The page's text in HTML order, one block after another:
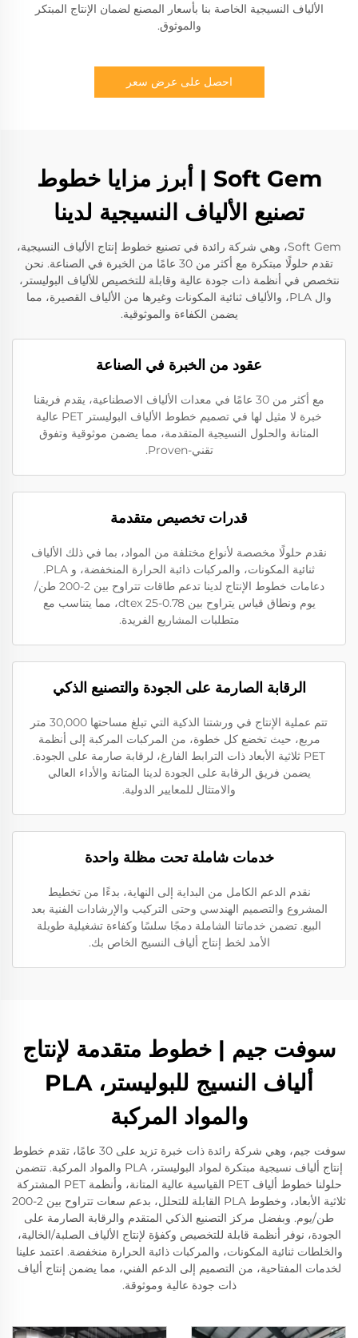
الألياف النسيجية الخاصة بنا بأسعار المصنع لضمان الإنتاج المبتكر
والموثوق.
احصل على عرض سعر
Soft Gem | أبرز مزايا خطوط
تصنيع الألياف النسيجية لدينا
Soft Gem، وهي شركة رائدة في تصنيع خطوط إنتاج الألياف النسيجية،
تقدم حلولًا مبتكرة مع أكثر من 30 عامًا من الخبرة في الصناعة. نحن
نتخصص في أنظمة ذات جودة عالية وقابلة للتخصيص للألياف البوليستر،
وال PLA، والألياف ثنائية المكونات وغيرها من الألياف القصيرة، مما
يضمن الكفاءة والموثوقية.
عقود من الخبرة في الصناعة
مع أكثر من 30 عامًا في معدات الألياف الاصطناعية، يقدم فريقنا
خبرة لا مثيل لها في تصميم خطوط الألياف البوليستر PET عالية
المتانة والحلول النسيجية المتقدمة، مما يضمن موثوقية وتفوق
تقني-Proven.
قدرات تخصيص متقدمة
نقدم حلولًا مخصصة لأنواع مختلفة من المواد، بما في ذلك الألياف
ثنائية المكونات، والمركبات ذائبة الحرارة المنخفضة، و PLA.
دعامات خطوط الإنتاج لدينا تدعم طاقات تتراوح بين 2-200 طن/
يوم ونطاق قياس يتراوح بين 0.78-25 dtex، مما يتناسب مع
متطلبات المشاريع الفريدة.
الرقابة الصارمة على الجودة والتصنيع الذكي
تتم عملية الإنتاج في ورشتنا الذكية التي تبلغ مساحتها 30,000 متر
مربع، حيث تخضع كل خطوة، من المركبات المركبة إلى أنظمة
PET ثلاثية الأبعاد ذات الترابط الفارغ، لرقابة صارمة على الجودة.
يضمن فريق الرقابة على الجودة لدينا المتانة والأداء العالي
والامتثال للمعايير الدولية.
خدمات شاملة تحت مظلة واحدة
نقدم الدعم الكامل من البداية إلى النهاية، بدءًا من تخطيط
المشروع والتصميم الهندسي وحتى التركيب والإرشادات الفنية بعد
البيع. تضمن خدماتنا الشاملة دمجًا سلسًا وكفاءة تشغيلية طويلة
الأمد لخط إنتاج ألياف النسيج الخاص بك.
سوفت جيم | خطوط متقدمة لإنتاج
ألياف النسيج للبوليستر، PLA
والمواد المركبة
سوفت جيم، وهي شركة رائدة ذات خبرة تزيد على 30 عامًا، تقدم خطوط
إنتاج ألياف نسيجية مبتكرة لمواد البوليستر، PLA والمواد المركبة. تتضمن
حلولنا خطوط ألياف PET القياسية عالية المتانة، وأنظمة PET المشتركة
ثلاثية الأبعاد، وخطوط PLA القابلة للتحلل، بدعم سعات تتراوح بين 2-200
طن/يوم. وبفضل مركز التصنيع الذكي المتقدم والرقابة الصارمة على
الجودة، نوفر أنظمة قابلة للتخصيص وكفؤة لإنتاج الألياف الصلبة/الخالية،
والخلطات ثنائية المكونات، والمركبات ذائبة الحرارة منخفضة. اعتمد علينا
لخدمات المفتاحية، من التصميم إلى الدعم الفني، مما يضمن إنتاج ألياف
ذات جودة عالية وموثوقة.